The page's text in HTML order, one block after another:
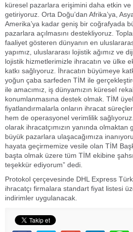
küresel pazarlara erişimini daha etkin
getiriyoruz. Orta Doğu’dan Afrika’ya,
Amerika’ya kadar geniş bir coğrafyada
pazarlara açılmasını destekliyoruz.
faaliyet gösteren dünyanın en
yapımız, uluslararası lojistik ağımız ve
lojistik hizmetlerimizle ihracatın ve ülke
katkı sağlıyoruz. İhracatın büyümeye
yoğun çaba sarfeden TİM ile
ile amacımız, iş dünyamızın küresel
konumlanmasına destek olmak. TİM
fiyatlandırmalarla onların ihracat
hem de operasyonel verimlilik
olarak ihracatçımızın yanında
büyük pazarlara ulaşacağımıza
hayata geçirmemize vesile olan TİM
başta olmak üzere tüm TİM ekibine
teşekkür ediyorum” dedi.
Protokol çerçevesinde DHL Express
ihracatçı firmalara standart fiyat listesi
indirimler uygulanacak.